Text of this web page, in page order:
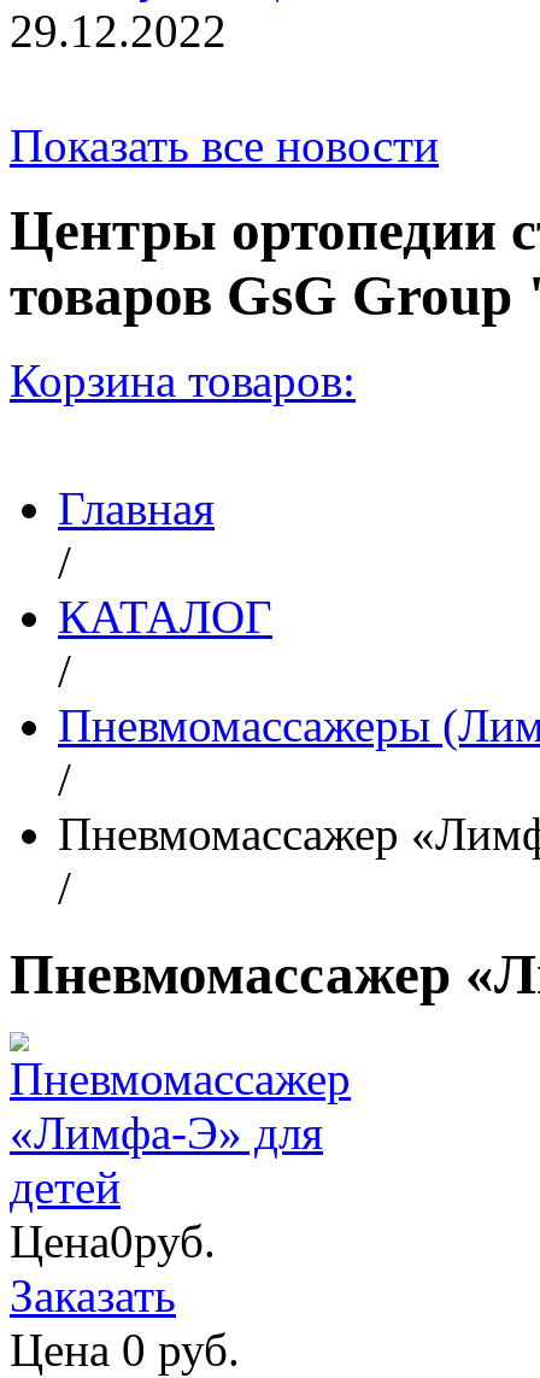
29.12.2022
Показать все новости
Центры ортопедии
товаров GsG
Корзина товаров:
Главная
/
КАТАЛОГ
/
Пневмомассажеры
/
Пневмомассажер
/
Пневмомассажер
Цена0руб.
Заказать
Цена 0 руб.